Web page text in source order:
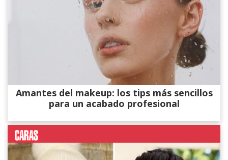
Amantes del makeup: los tips más sencillos
para un acabado profesional